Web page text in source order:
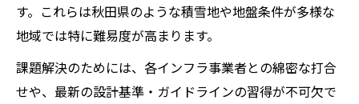
す。これらは秋田県のような積雪地や地盤条件が多様な
地域では特に難易度が高まります。
課題解決のためには、各インフラ事業者との綿密な打合
せや、最新の設計基準・ガイドラインの習得が不可欠で